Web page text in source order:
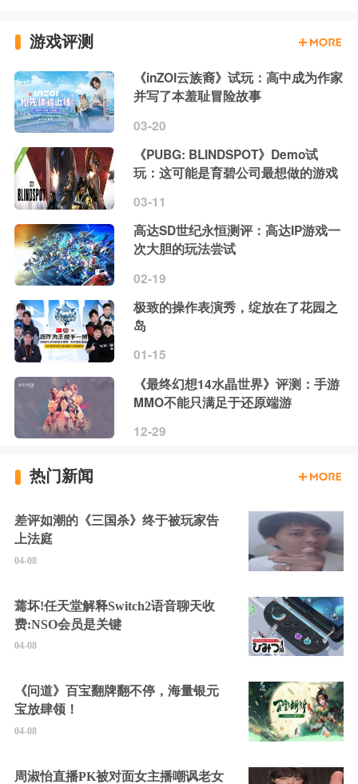
游戏评测
《inZOI云族裔》试玩：高中成为作家
并写了本羞耻冒险故事
03-20
《PUBG: BLINDSPOT》Demo试
玩：这可能是育碧公司最想做的游戏
03-11
高达SD世纪永恒测评：高达IP游戏一
次大胆的玩法尝试
02-19
极致的操作表演秀，绽放在了花园之
岛
01-15
《最终幻想14水晶世界》评测：手游
MMO不能只满足于还原端游
12-29
热门新闻
差评如潮的《三国杀》终于被玩家告
上法庭
04-08
蔫坏!任天堂解释Switch2语音聊天收
费:NSO会员是关键
04-08
《问道》百宝翻牌翻不停，海量银元
宝放肆领！
04-08
周淑怡直播PK被对面女主播嘲讽老女